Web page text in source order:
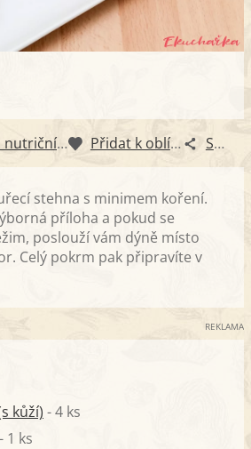
Zapsat do nutričního diáře Přidat k oblíbeným Sdílet
stehna s minimem koření.
příloha a pokud se
poslouží vám dýně místo
Celý pokrm pak připravíte v
REKLAMA
kůží) - 4 ks
- 1 ks